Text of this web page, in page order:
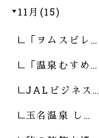
11月(15)
「ヲムスビレ…
「温泉むすめ…
JALビジネス…
玉名温泉 し…